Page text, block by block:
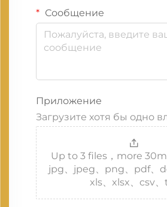
Сообщение
Приложение
Загрузите хотя бы одно
Up to 3 files，more
jpg、jpeg、png、pdf、
xls、xlsx、csv